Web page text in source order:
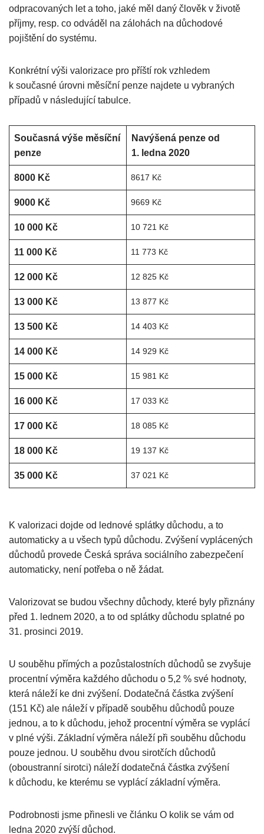
odpracovaných let a toho, jaké měl daný člověk v životě
příjmy, resp. co odváděl na zálohách na důchodové
pojištění do systému.
Konkrétní výši valorizace pro příští rok vzhledem
k současné úrovni měsíční penze najdete u vybraných
případů v následující tabulce.
Současná výše měsíční
penze
Navýšená penze od
1. ledna 2020
8000 Kč 8617 Kč
9000 Kč 9669 Kč
10 000 Kč 10 721 Kč
11 000 Kč 11 773 Kč
12 000 Kč 12 825 Kč
13 000 Kč 13 877 Kč
13 500 Kč 14 403 Kč
14 000 Kč 14 929 Kč
15 000 Kč 15 981 Kč
16 000 Kč 17 033 Kč
17 000 Kč 18 085 Kč
18 000 Kč 19 137 Kč
35 000 Kč 37 021 Kč
K valorizaci dojde od lednové splátky důchodu, a to
automaticky a u všech typů důchodu. Zvýšení vyplácených
důchodů provede Česká správa sociálního zabezpečení
automaticky, není potřeba o ně žádat.
Valorizovat se budou všechny důchody, které byly přiznány
před 1. lednem 2020, a to od splátky důchodu splatné po
31. prosinci 2019.
U souběhu přímých a pozůstalostních důchodů se zvyšuje
procentní výměra každého důchodu o 5,2 % své hodnoty,
která náleží ke dni zvýšení. Dodatečná částka zvýšení
(151 Kč) ale náleží v případě souběhu důchodů pouze
jednou, a to k důchodu, jehož procentní výměra se vyplácí
v plné výši. Základní výměra náleží při souběhu důchodu
pouze jednou. U souběhu dvou sirotčích důchodů
(oboustranní sirotci) náleží dodatečná částka zvýšení
k důchodu, ke kterému se vyplácí základní výměra.
Podrobnosti jsme přinesli ve článku O kolik se vám od
ledna 2020 zvýší důchod.